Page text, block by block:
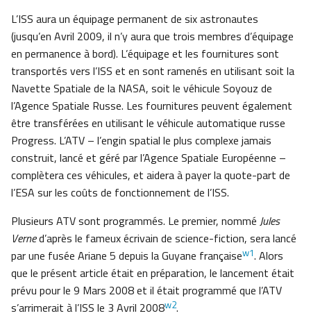
L’ISS aura un équipage permanent de six astronautes
(jusqu’en Avril 2009, il n’y aura que trois membres d’équipage
en permanence à bord). L’équipage et les fournitures sont
transportés vers l’ISS et en sont ramenés en utilisant soit la
Navette Spatiale de la NASA, soit le véhicule Soyouz de
l’Agence Spatiale Russe. Les fournitures peuvent également
être transférées en utilisant le véhicule automatique russe
Progress. L’ATV – l’engin spatial le plus complexe jamais
construit, lancé et géré par l’Agence Spatiale Européenne –
complètera ces véhicules, et aidera à payer la quote-part de
l’ESA sur les coûts de fonctionnement de l’ISS.
Plusieurs ATV sont programmés. Le premier, nommé Jules
Verned’après le fameux écrivain de science-fiction, sera lancé
par une fusée Ariane 5 depuis la Guyane françaisew1. Alors
que le présent article était en préparation, le lancement était
prévu pour le 9 Mars 2008 et il était programmé que l’ATV
s’arrimerait à l’ISS le 3 Avril 2008w2.